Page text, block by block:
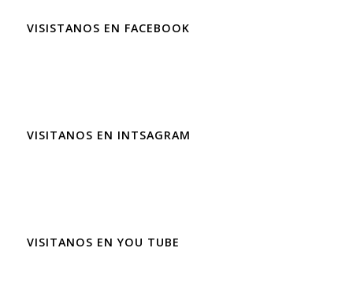
VISISTANOS EN FACEBOOK
VISITANOS EN INTSAGRAM
VISITANOS EN YOU TUBE